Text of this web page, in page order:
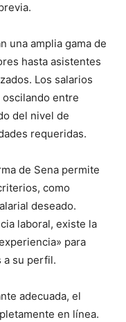
una amplia gama de
hasta asistentes
Los salarios
entre
del nivel de
requeridas.
de Sena permite
como
deseado.
laboral, existe la
para
a su perfil.
adecuada, el
en línea.